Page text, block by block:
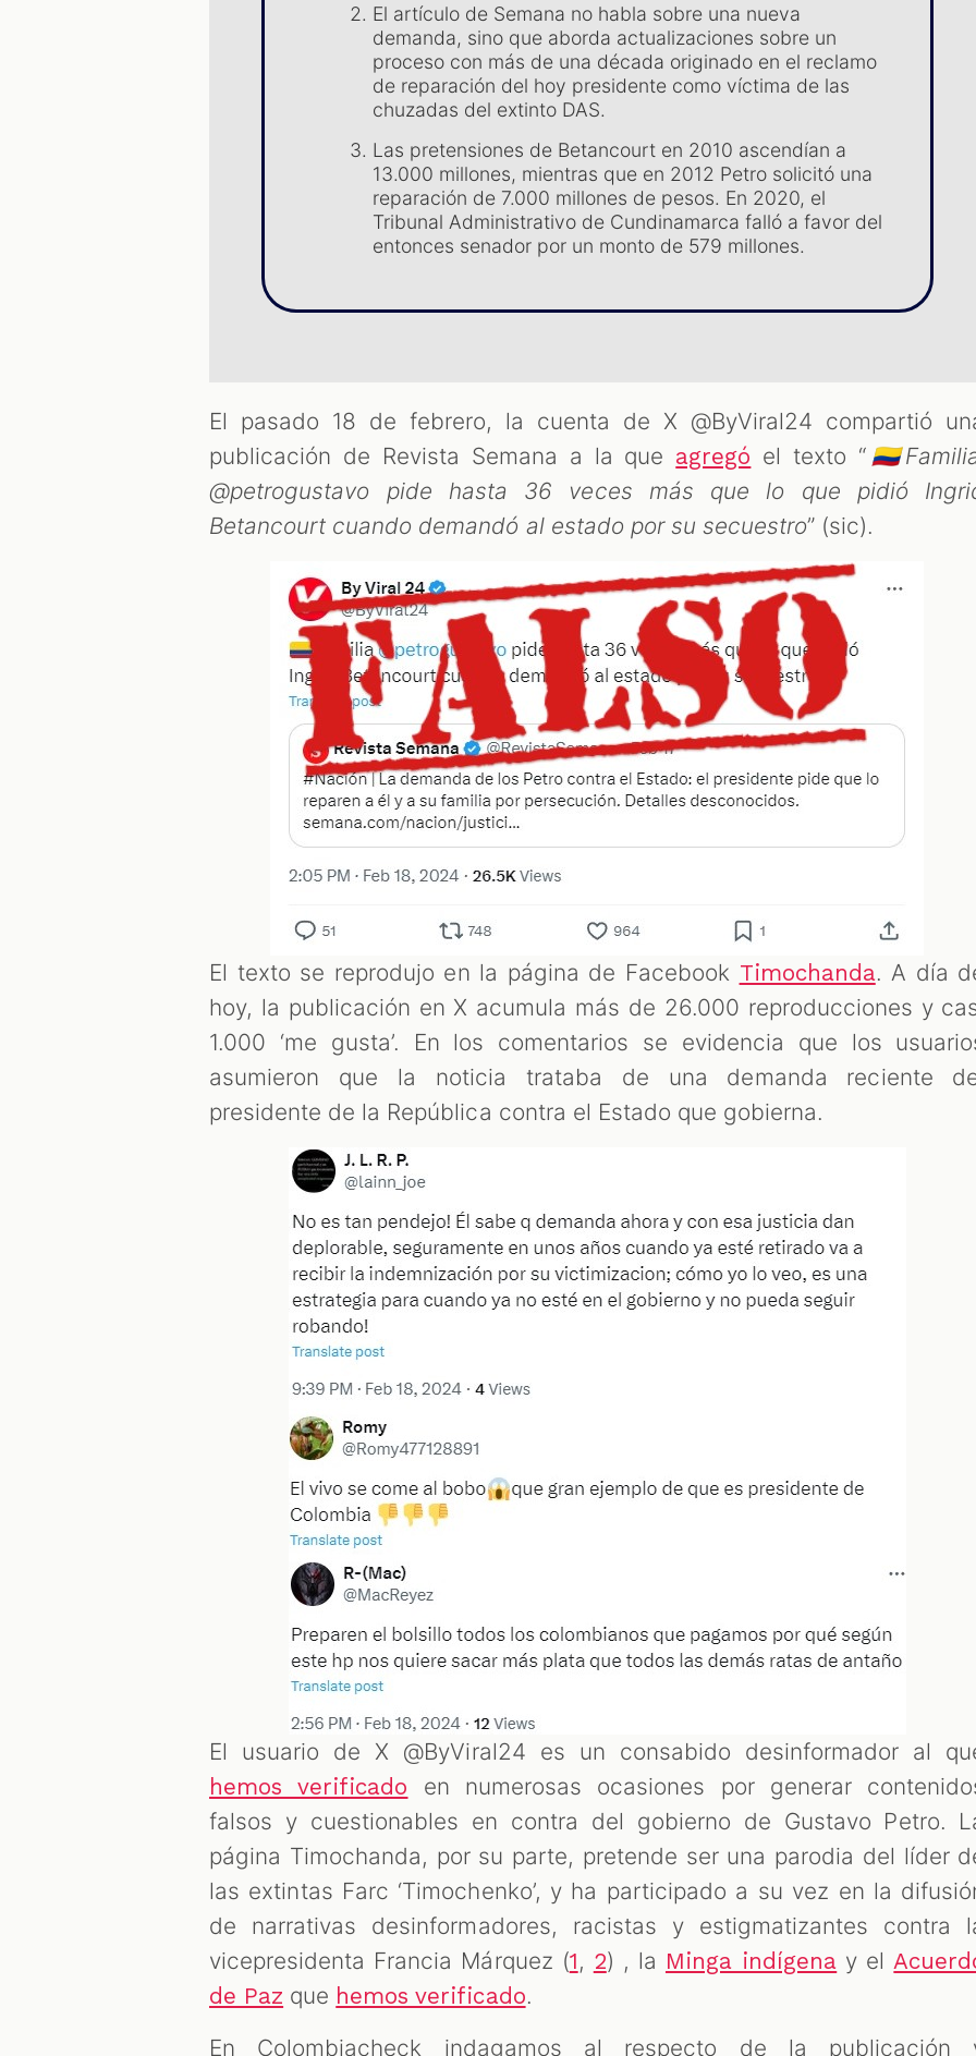
El artículo de Semana no habla sobre una nueva
demanda, sino que aborda actualizaciones sobre un
proceso con más de una década originado en el reclamo
de reparación del hoy presidente como víctima de las
chuzadas del extinto DAS.
Las pretensiones de Betancourt en 2010 ascendían a
13.000 millones, mientras que en 2012 Petro solicitó una
reparación de 7.000 millones de pesos. En 2020, el
Tribunal Administrativo de Cundinamarca falló a favor del
entonces senador por un monto de 579 millones.
El pasado 18 de febrero, la cuenta de X @ByViral24 compartió
publicación de Revista Semana a la que agregó el texto “
@petrogustavo pide hasta 36 veces más que lo que pidió
Betancourt cuando demandó al estado por su secuestro” (sic).
El texto se reprodujo en la página de Facebook Timochanda. A día
hoy, la publicación en X acumula más de 26.000 reproducciones y
1.000 ‘me gusta’. En los comentarios se evidencia que los
asumieron que la noticia trataba de una demanda reciente
presidente de la República contra el Estado que gobierna.
El usuario de X @ByViral24 es un consabido desinformador al
hemos verificado en numerosas ocasiones por generar
falsos y cuestionables en contra del gobierno de Gustavo Petro.
página Timochanda, por su parte, pretende ser una parodia del líder
las extintas Farc ‘Timochenko’, y ha participado a su vez en la
de narrativas desinformadores, racistas y estigmatizantes contra
vicepresidenta Francia Márquez (1, 2) , la Minga indígena y el
de Paz que hemos verificado.
En Colombiacheck indagamos al respecto de la publicación